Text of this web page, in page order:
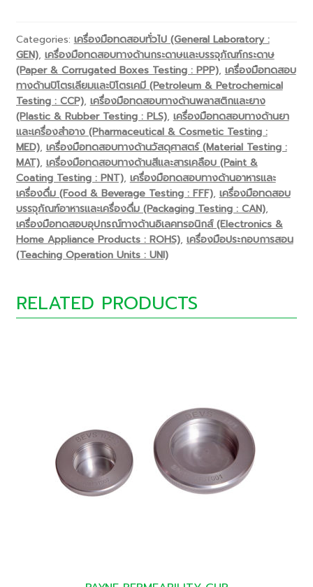
UF160
quantity
Categories: เครื่องมือทดสอบทั่วไป (General Laboratory :
GEN), เครื่องมือทดสอบทางด้านกระดาษและบรรจุภัณฑ์กระดาษ
(Paper & Corrugated Boxes Testing : PPP), เครื่องมือทดสอบ
ทางด้านปิโตรเลียมและปิโตรเคมี (Petroleum & Petrochemical
Testing : CCP), เครื่องมือทดสอบทางด้านพลาสติกและยาง
(Plastic & Rubber Testing : PLS), เครื่องมือทดสอบทางด้านยา
และเครื่องสำอาง (Pharmaceutical & Cosmetic Testing :
MED), เครื่องมือทดสอบทางด้านวัสดุศาสตร์ (Material Testing :
MAT), เครื่องมือทดสอบทางด้านสีและสารเคลือบ (Paint &
Coating Testing : PNT), เครื่องมือทดสอบทางด้านอาหารและ
เครื่องดื่ม (Food & Beverage Testing : FFF), เครื่องมือทดสอบ
บรรจุภัณฑ์อาหารและเครื่องดื่ม (Packaging Testing : CAN),
เครื่องมือทดสอบอุปกรณ์ทางด้านอิเลคทรอนิกส์ (Electronics &
Home Appliance Products : ROHS), เครื่องมือประกอบการสอน
(Teaching Operation Units : UNI)
RELATED PRODUCTS